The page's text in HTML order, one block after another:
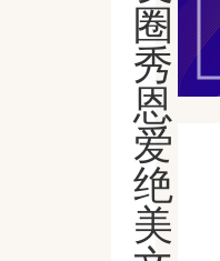
圈
秀
恩
爱
绝
美